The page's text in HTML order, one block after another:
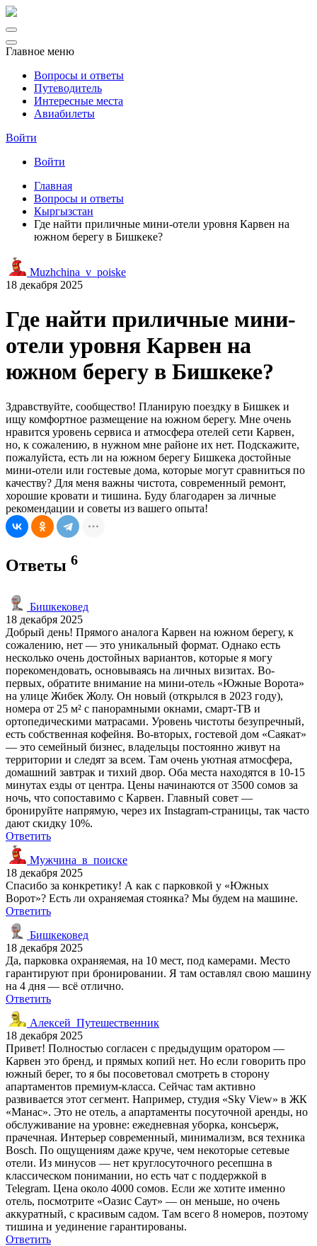
Главное меню
Вопросы и ответы
Путеводитель
Интересные места
Авиабилеты
Войти
Войти
Главная
Вопросы и ответы
Кыргызстан
Где найти приличные мини-отели уровня Карвен на
южном берегу в Бишкеке?
Muzhchina_v_poiske
18 декабря 2025
Где найти приличные мини-
отели уровня Карвен на
южном берегу в Бишкеке?
Здравствуйте, сообщество! Планирую поездку в Бишкек и
ищу комфортное размещение на южном берегу. Мне очень
нравится уровень сервиса и атмосфера отелей сети Карвен,
но, к сожалению, в нужном мне районе их нет. Подскажите,
пожалуйста, есть ли на южном берегу Бишкека достойные
мини-отели или гостевые дома, которые могут сравниться по
качеству? Для меня важны чистота, современный ремонт,
хорошие кровати и тишина. Буду благодарен за личные
рекомендации и советы из вашего опыта!
Ответы 6
Бишкековед
18 декабря 2025
Добрый день! Прямого аналога Карвен на южном берегу, к
сожалению, нет — это уникальный формат. Однако есть
несколько очень достойных вариантов, которые я могу
порекомендовать, основываясь на личных визитах. Во-
первых, обратите внимание на мини-отель «Южные Ворота»
на улице Жибек Жолу. Он новый (открылся в 2023 году),
номера от 25 м² с панорамными окнами, смарт-ТВ и
ортопедическими матрасами. Уровень чистоты безупречный,
есть собственная кофейня. Во-вторых, гостевой дом «Саякат»
— это семейный бизнес, владельцы постоянно живут на
территории и следят за всем. Там очень уютная атмосфера,
домашний завтрак и тихий двор. Оба места находятся в 10-15
минутах езды от центра. Цены начинаются от 3500 сомов за
ночь, что сопоставимо с Карвен. Главный совет —
бронируйте напрямую, через их Instagram-страницы, так часто
дают скидку 10%.
Ответить
Мужчина_в_поиске
18 декабря 2025
Спасибо за конкретику! А как с парковкой у «Южных
Ворот»? Есть ли охраняемая стоянка? Мы будем на машине.
Ответить
Бишкековед
18 декабря 2025
Да, парковка охраняемая, на 10 мест, под камерами. Место
гарантируют при бронировании. Я там оставлял свою машину
на 4 дня — всё отлично.
Ответить
Алексей_Путешественник
18 декабря 2025
Привет! Полностью согласен с предыдущим оратором —
Карвен это бренд, и прямых копий нет. Но если говорить про
южный берег, то я бы посоветовал смотреть в сторону
апартаментов премиум-класса. Сейчас там активно
развивается этот сегмент. Например, студия «Sky View» в ЖК
«Манас». Это не отель, а апартаменты посуточной аренды, но
обслуживание на уровне: ежедневная уборка, консьерж,
прачечная. Интерьер современный, минимализм, вся техника
Bosch. По ощущениям даже круче, чем некоторые сетевые
отели. Из минусов — нет круглосуточного ресепшна в
классическом понимании, но есть чат с поддержкой в
Telegram. Цена около 4000 сомов. Если же хотите именно
отель, посмотрите «Оазис Саут» — он меньше, но очень
аккуратный, с красивым садом. Там всего 8 номеров, поэтому
тишина и уединение гарантированы.
Ответить